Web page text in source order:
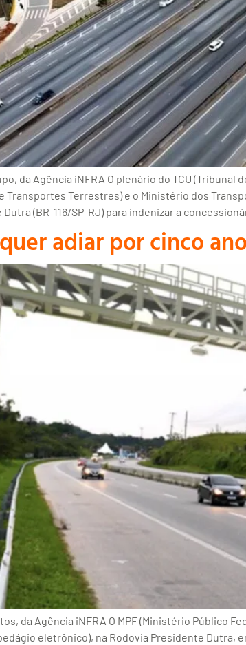
da Agência iNFRA O plenário do TCU
Transportes Terrestres) e o Ministério dos
(BR-116/SP-RJ) para indenizar a
adiar por cinco
da Agência iNFRA O MPF (Ministério Público
eletrônico), na Rodovia Presidente Dutra,